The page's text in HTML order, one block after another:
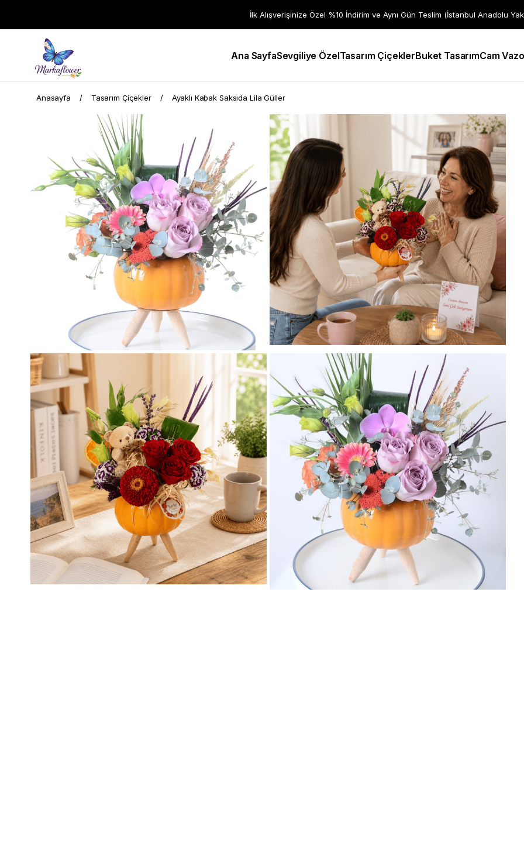
İlk Alışverişinize Özel %10 İndirim ve Aynı Gün Teslim (İstanbul Anadolu
Ana SayfaSevgiliye ÖzelTasarım ÇiçeklerBuket TasarımCam
Anasayfa Tasarım Çiçekler Ayaklı Kabak Saksıda Lila Güller